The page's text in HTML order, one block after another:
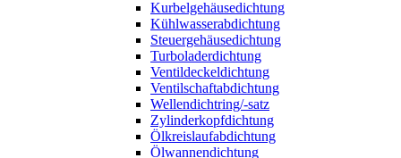
Kurbelgehäusedichtung
Kühlwasserabdichtung
Steuergehäusedichtung
Turboladerdichtung
Ventildeckeldichtung
Ventilschaftabdichtung
Wellendichtring/-satz
Zylinderkopfdichtung
Ölkreislaufabdichtung
Ölwannendichtung